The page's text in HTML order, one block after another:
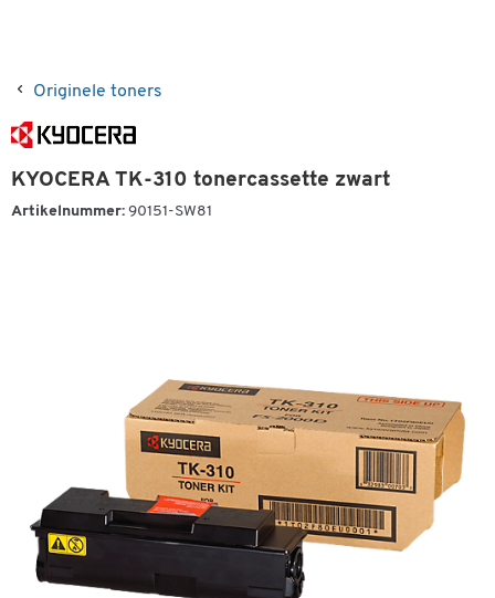
Originele toners
KYOCERA TK-310 tonercassette zwart
Artikelnummer: 90151-SW81